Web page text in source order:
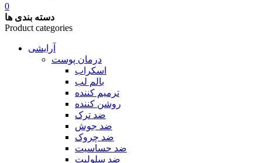
0
دسته بندی ها
Product categories
آرایشی
درمان پوست
اسکراب
بالم لب
ترمیم کننده
روشن کننده
ضد ترک
ضد جوش
ضد چروک
ضد حساسیت
ضد سلولیت